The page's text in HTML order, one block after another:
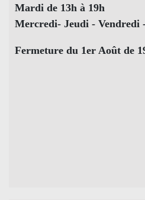
Mardi de 13h à 19h
Mercredi- Jeudi - Vendredi
Fermeture du 1er Août de